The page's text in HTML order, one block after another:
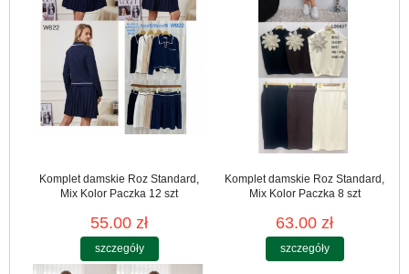
Komplet damskie Roz Standard,
Mix Kolor Paczka 12 szt
55.00 zł
szczegóły
Komplet damskie Roz Standard,
Mix Kolor Paczka 8 szt
63.00 zł
szczegóły